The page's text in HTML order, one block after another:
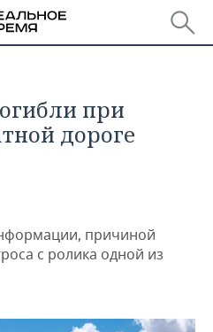
при
дороге
причиной
с ролика одной из